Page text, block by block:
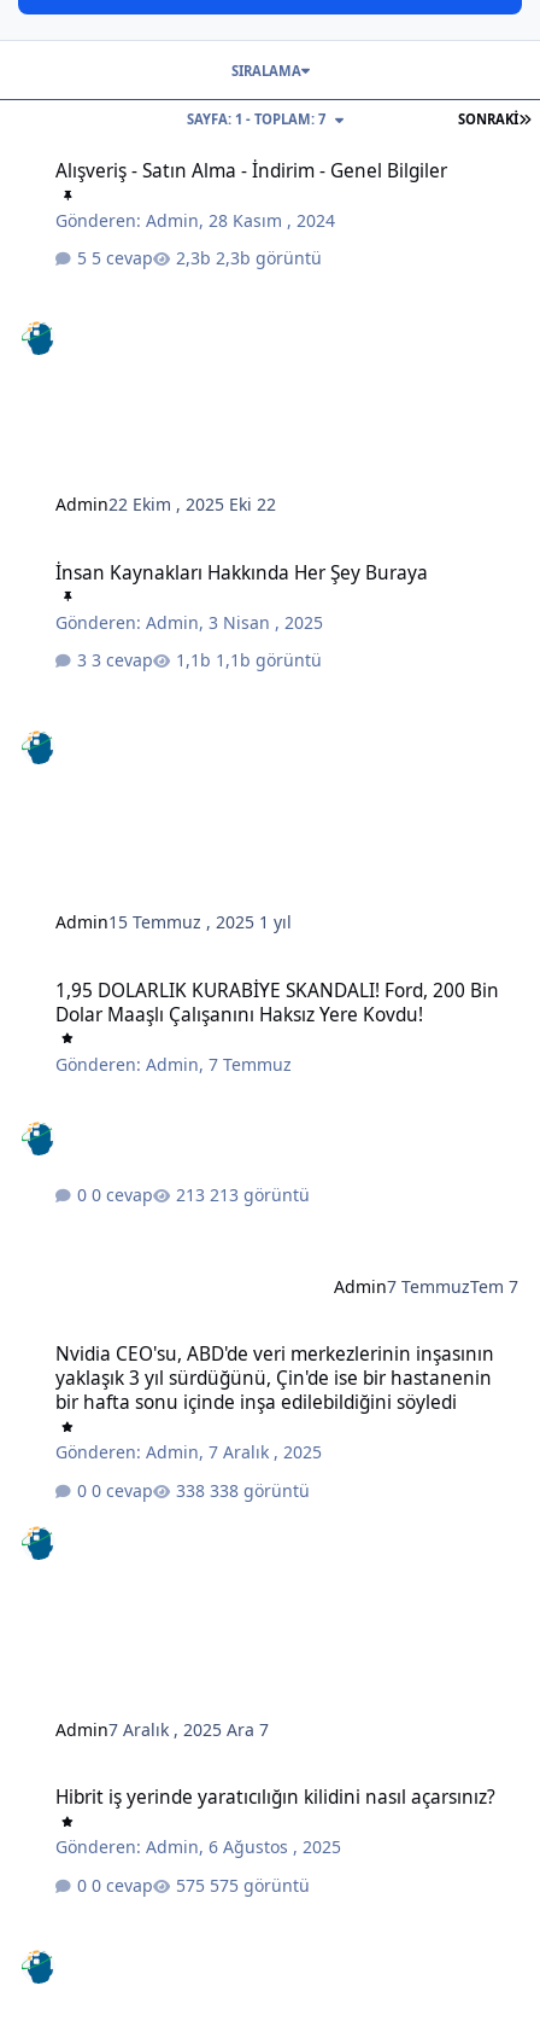
SONRAKI
SAYFA: 1 - TOPLAM: 7
SIRALAMA
Alışveriş - Satın Alma - İndirim - Genel Bilgiler
Gönderen:Admin,28 Kasım , 2024
5 cevap
2,3b görüntü
Admin22 Ekim , 2025 Eki 22
İnsan Kaynakları Hakkında Her Şey Buraya
Gönderen:Admin,3 Nisan , 2025
3 cevap
1,1b görüntü
Admin15 Temmuz , 2025 1 yıl
1,95 DOLARLIK KURABİYE SKANDALI! Ford, 200 Bin
Dolar Maaşlı Çalışanını Haksız Yere Kovdu!
Gönderen:Admin,7 Temmuz
0 cevap 213 görüntü
Admin7 TemmuzTem 7
Nvidia CEO'su, ABD'de veri merkezlerinin inşasının
yaklaşık 3 yıl sürdüğünü, Çin'de ise bir hastanenin
bir hafta sonu içinde inşa edilebildiğini söyledi
Gönderen:Admin,7 Aralık , 2025
0 cevap
338 görüntü
Admin7 Aralık , 2025Ara 7
Hibrit iş yerinde yaratıcılığın kilidini nasıl açarsınız?
Gönderen:Admin,6 Ağustos , 2025
0 cevap
575 görüntü